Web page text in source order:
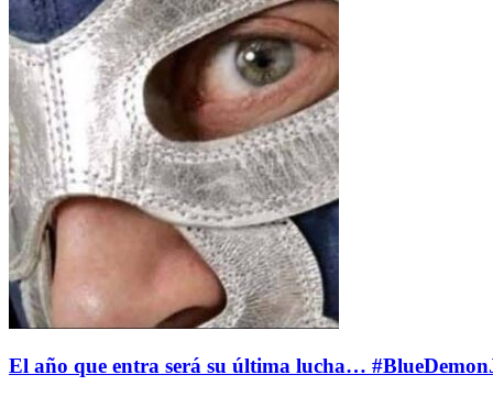
El año que entra será su última lucha…